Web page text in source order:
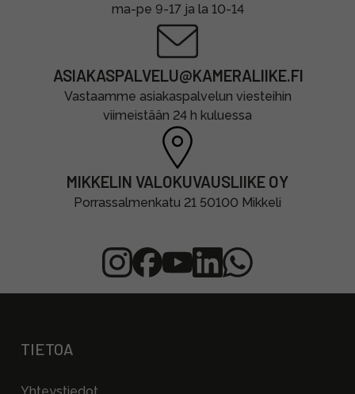
ma-pe 9-17 ja la 10-14
ASIAKASPALVELU@KAMERALIIKE.FI
Vastaamme asiakaspalvelun viesteihin
viimeistään 24 h kuluessa
MIKKELIN VALOKUVAUSLIIKE OY
Porrassalmenkatu 21 50100 Mikkeli
TIETOA